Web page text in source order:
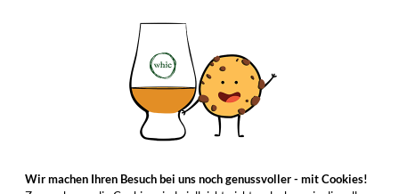
Wir machen Ihren Besuch bei uns noch genussvoller - mit Cookies!